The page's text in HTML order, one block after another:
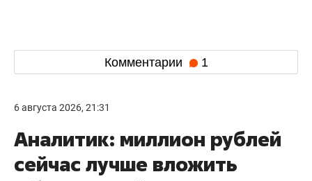
Комментарии 1
6 августа 2026, 21:31
Аналитик: миллион рублей
сейчас лучше вложить